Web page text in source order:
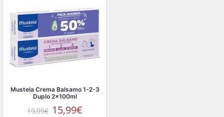
Mustela Crema Balsamo 1-2-3
Duplo 2x100ml
19,99€ 15,99€